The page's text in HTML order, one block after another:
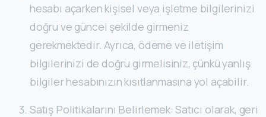
hesabı açarken kişisel veya işletme bilgilerinizi
doğru ve güncel şekilde girmeniz
gerekmektedir. Ayrıca, ödeme ve iletişim
bilgilerinizi de doğru girmelisiniz, çünkü yanlış
bilgiler hesabınızın kısıtlanmasına yol açabilir.
Satış Politikalarını Belirlemek: Satıcı olarak, geri